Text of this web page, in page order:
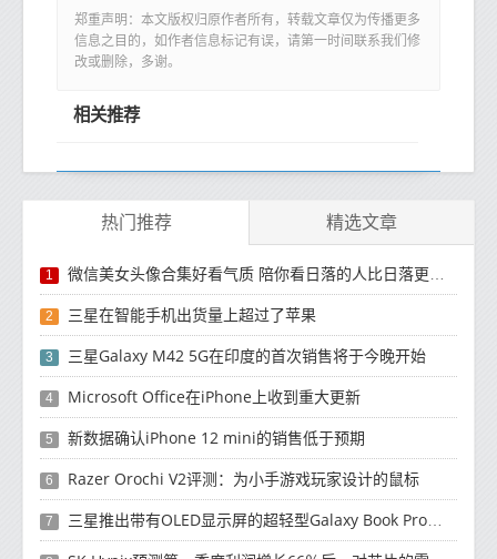
郑重声明：本文版权归原作者所有，转载文章仅为传播更多
信息之目的，如作者信息标记有误，请第一时间联系我们修
改或删除，多谢。
相关推荐
热门推荐 精选文章
1 微信美女头像合集好看气质 陪你看日落的人比日落更浪漫
2 三星在智能手机出货量上超过了苹果
3 三星Galaxy M42 5G在印度的首次销售将于今晚开始
4 Microsoft Office在iPhone上收到重大更新
5 新数据确认iPhone 12 mini的销售低于预期
6 Razer Orochi V2评测：为小手游戏玩家设计的鼠标
7 三星推出带有OLED显示屏的超轻型Galaxy Book Pro和Galaxy Book Pro 360笔记本电脑